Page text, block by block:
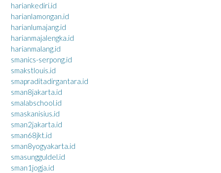
hariankediri.id
harianlamongan.id
harianlumajang.id
harianmajalengka.id
harianmalang.id
smanics-serpong.id
smakstlouis.id
smapraditadirgantara.id
sman8jakarta.id
smalabschool.id
smaskanisius.id
sman2jakarta.id
sman68jkt.id
sman8yogyakarta.id
smasungguldel.id
sman1jogja.id